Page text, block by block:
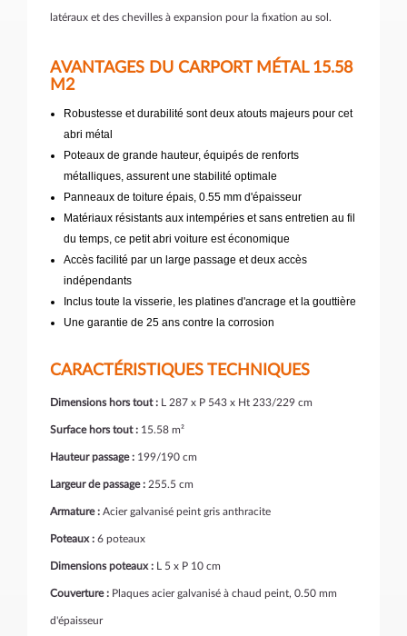
latéraux et des chevilles à expansion pour la fixation au sol.
AVANTAGES DU CARPORT MÉTAL 15.58
M2
Robustesse et durabilité sont deux atouts majeurs pour cet
abri métal
Poteaux de grande hauteur, équipés de renforts
métalliques, assurent une stabilité optimale
Panneaux de toiture épais, 0.55 mm d'épaisseur
Matériaux résistants aux intempéries et sans entretien au fil
du temps, ce petit abri voiture est économique
Accès facilité par un large passage et deux accès
indépendants
Inclus toute la visserie, les platines d'ancrage et la gouttière
Une garantie de 25 ans contre la corrosion
CARACTÉRISTIQUES TECHNIQUES
Dimensions hors tout : L 287 x P 543 x Ht 233/229 cm
Surface hors tout : 15.58 m²
Hauteur passage : 199/190 cm
Largeur de passage : 255.5 cm
Armature : Acier galvanisé peint gris anthracite
Poteaux : 6 poteaux
Dimensions poteaux : L 5 x P 10 cm
Couverture : Plaques acier galvanisé à chaud peint, 0.50 mm
d'épaisseur